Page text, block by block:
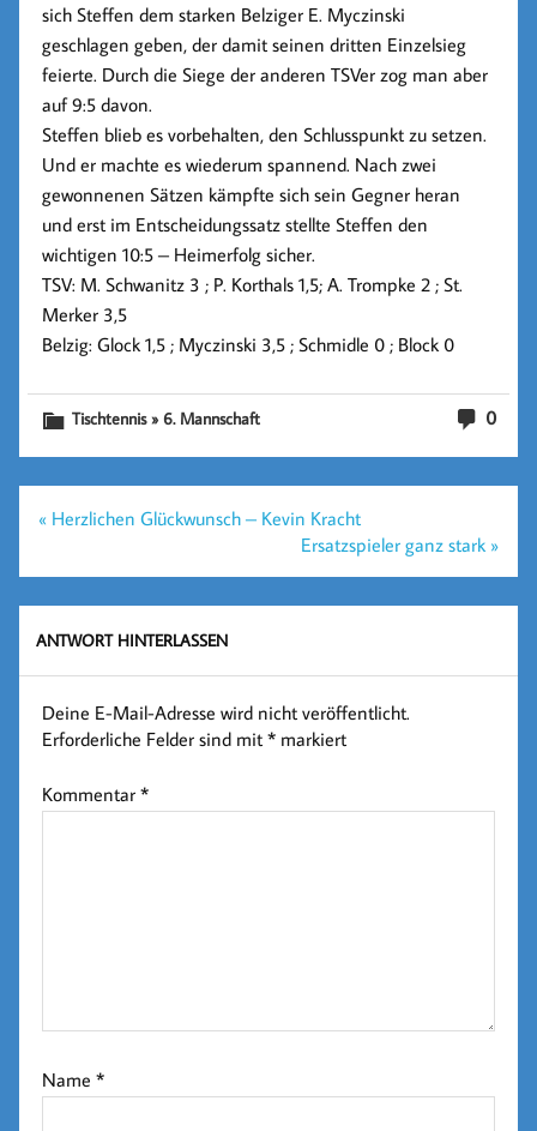
sich Steffen dem starken Belziger E. Myczinski
geschlagen geben, der damit seinen dritten Einzelsieg
feierte. Durch die Siege der anderen TSVer zog man aber
auf 9:5 davon.
Steffen blieb es vorbehalten, den Schlusspunkt zu setzen.
Und er machte es wiederum spannend. Nach zwei
gewonnenen Sätzen kämpfte sich sein Gegner heran
und erst im Entscheidungssatz stellte Steffen den
wichtigen 10:5 – Heimerfolg sicher.
TSV: M. Schwanitz 3 ; P. Korthals 1,5; A. Trompke 2 ; St.
Merker 3,5
Belzig: Glock 1,5 ; Myczinski 3,5 ; Schmidle 0 ; Block 0
0
Tischtennis » 6. Mannschaft
Beitragsnavigation
« Herzlichen Glückwunsch – Kevin Kracht
Ersatzspieler ganz stark »
ANTWORT HINTERLASSEN
Deine E-Mail-Adresse wird nicht veröffentlicht.
Erforderliche Felder sind mit* markiert
Kommentar*
Name*